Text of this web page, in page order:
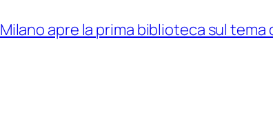
Milano apre la prima biblioteca sul tema